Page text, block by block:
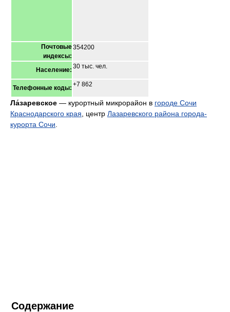
Почтовые
индексы:
354200
Население: 30 тыс. чел.
Телефонные коды: +7 862
Ла́заревское — курортный микрорайон в городе Сочи
Краснодарского края , центр Лазаревского района города-
курорта Сочи
Содержание